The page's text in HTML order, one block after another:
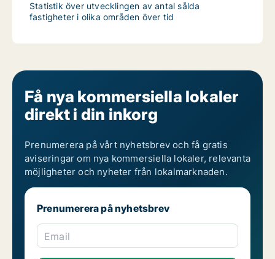
Statistik över utvecklingen av antal sålda
fastigheter i olika områden över tid
Få nya kommersiella lokaler
direkt i din inkorg
Prenumerera på vårt nyhetsbrev och få gratis
aviseringar om nya kommersiella lokaler, relevanta
möjligheter och nyheter från lokalmarknaden.
Prenumerera på nyhetsbrev
Email